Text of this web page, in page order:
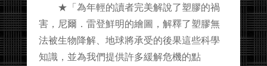
★「為年輕的讀者完美解說了塑膠的禍
害，尼爾．雷登鮮明的繪圖，解釋了塑膠無
法被生物降解、地球將承受的後果這些科學
知識，並為我們提供許多緩解危機的點